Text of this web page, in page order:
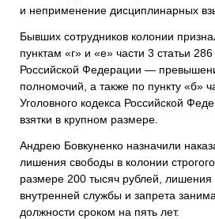
и неприменение дисциплинарных
Бывших сотрудников колонии
пунктам «г» и «е» части 3 статьи
Российской Федерации —
полномочий, а также по пункту «б»
Уголовного кодекса Российской
взятки в крупном размере.
Андрею Бовкуненко назначили
лишения свободы в колонии
размере 200 тысяч рублей, лишения
внутренней службы и запрета
должности сроком на пять лет.